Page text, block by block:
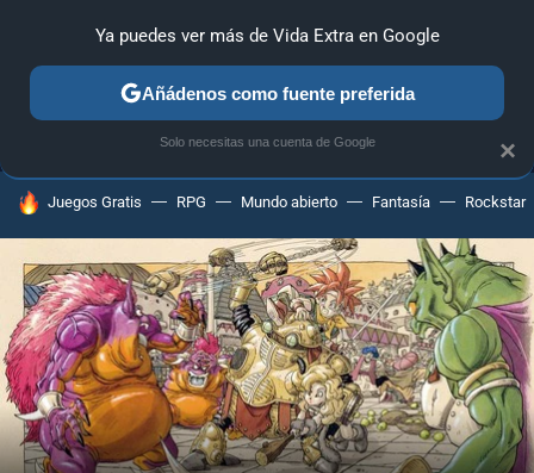
MENÚ NUEVO
GUÍAS Y TRUCOS PC SONY
HOY SE HABLA DE
Juegos Gratis RPG Mundo abierto Fantasía Rockstar
×
Ya puedes ver más de Vida Extra en Google
Añádenos como fuente preferida
Solo necesitas una cuenta de Google